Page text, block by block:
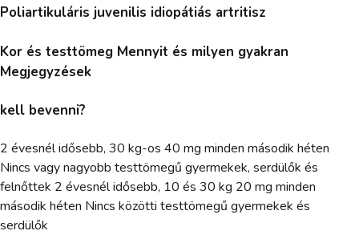
Poliartikuláris juvenilis idiopátiás artritisz
Kor és testtömeg Mennyit és milyen gyakran
Megjegyzések
kell bevenni?
2 évesnél idősebb, 30 kg-os 40 mg minden második héten
Nincs vagy nagyobb testtömegű gyermekek, serdülők és
felnőttek 2 évesnél idősebb, 10 és 30 kg 20 mg minden
második héten Nincs közötti testtömegű gyermekek és
serdülők